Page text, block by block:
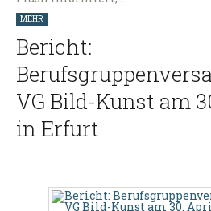
MEHR
Bericht:
VG Bild-Kunst am
in Erfurt